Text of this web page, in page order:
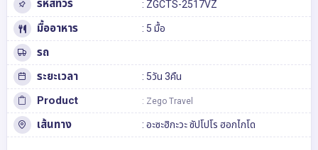
รหัสทัวร์ : ZGCTS-2517VZ
มื้ออาหาร : 5 มื้อ
รถ
ระยะเวลา
: 5วัน 3คืน
Product : Zego Travel
เส้นทาง : อะซะฮิกะวะ ซัปโปโร ฮอกไกโด